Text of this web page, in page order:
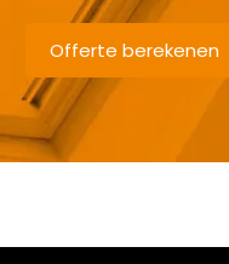
Offerte berekenen